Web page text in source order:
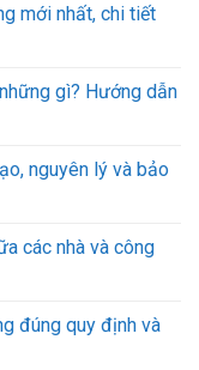
mới nhất, chi tiết
gì? Hướng dẫn
nguyên lý và bảo
các nhà và công
đúng quy định và